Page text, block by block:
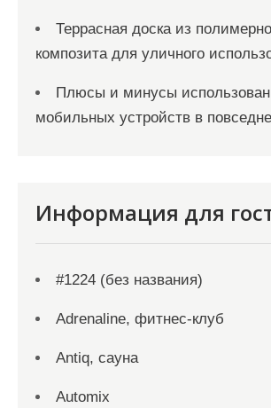
Террасная доска из
композита для уличного
Плюсы и минусы
мобильных устройств в
Информация для
#1224 (без названия)
Adrenaline, фитнес-клуб
Antiq, сауна
Automix